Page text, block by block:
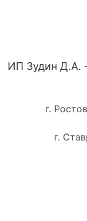
ИП Зудин Д.А.
г.
г.